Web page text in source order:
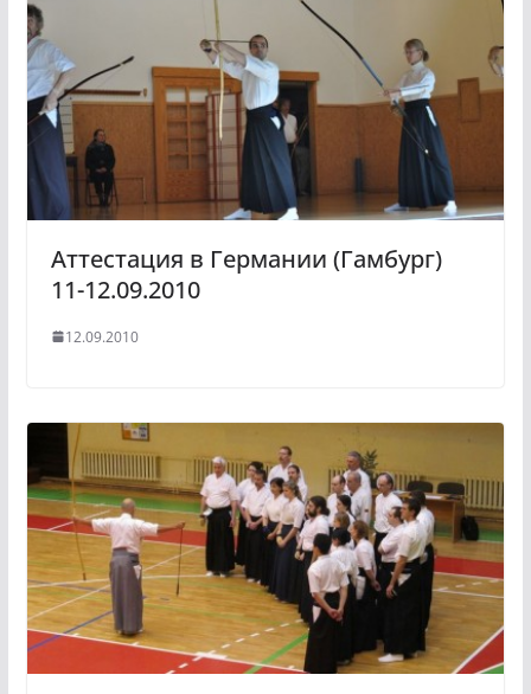
Аттестация в Германии (Гамбург)
11-12.09.2010
12.09.2010